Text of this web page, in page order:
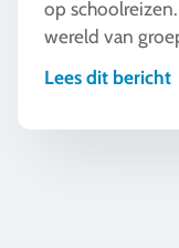
op
wereld van
trajecten,
hiërarchie. Tijd
Lees dit bericht